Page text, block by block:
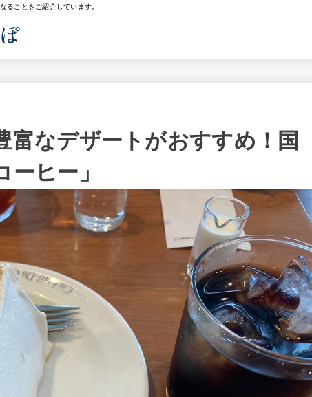
ることをご紹介しています。
富なデザートがおすすめ！国
ヒー」